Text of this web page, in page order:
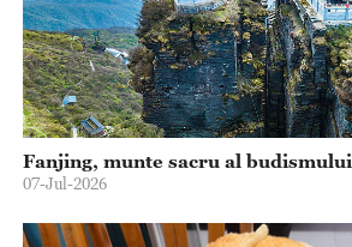
Fanjing, munte sacru al budismului
07-Jul-2026